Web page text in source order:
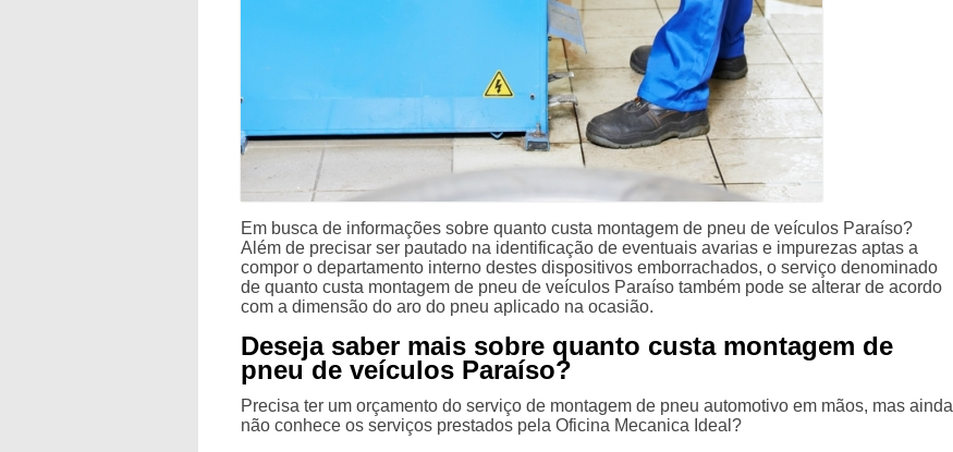
Em busca de informações sobre quanto custa montagem de pneu de veículos Paraíso?
Além de precisar ser pautado na identificação de eventuais avarias e impurezas aptas a
compor o departamento interno destes dispositivos emborrachados, o serviço denominado
de quanto custa montagem de pneu de veículos Paraíso também pode se alterar de acordo
com a dimensão do aro do pneu aplicado na ocasião.
Deseja saber mais sobre quanto custa montagem de
pneu de veículos Paraíso?
Precisa ter um orçamento do serviço de montagem de pneu automotivo em mãos, mas ainda
não conhece os serviços prestados pela Oficina Mecanica Ideal?